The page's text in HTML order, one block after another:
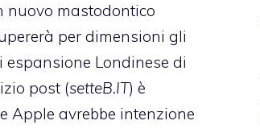
nuovo mastodontico
per dimensioni gli
Londinese di
post (setteB.IT) è
Apple avrebbe intenzione